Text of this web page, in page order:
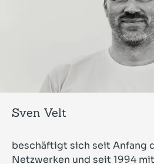
Sven Velt
beschäftigt sich seit Anfang
Netzwerken und seit 1994